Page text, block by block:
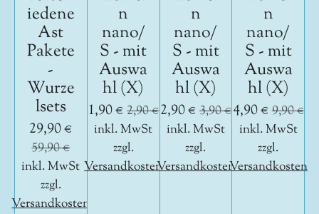
iedene
Ast
Pakete
-
Wurze
lsets
29,90 €
59,90 €
inkl. MwSt
zzgl.
Versandkosten
n
nano/
S - mit
Auswa
hl (X)
1,90 € 2,90 €
inkl. MwSt
zzgl.
Versandkosten
n
nano/
S - mit
Auswa
hl (X)
2,90 € 3,90 €
inkl. MwSt
zzgl.
Versandkosten
n
nano/
S - mit
Auswa
hl (X)
4,90 €9,90 €
inkl. MwSt
zzgl.
Versandkosten